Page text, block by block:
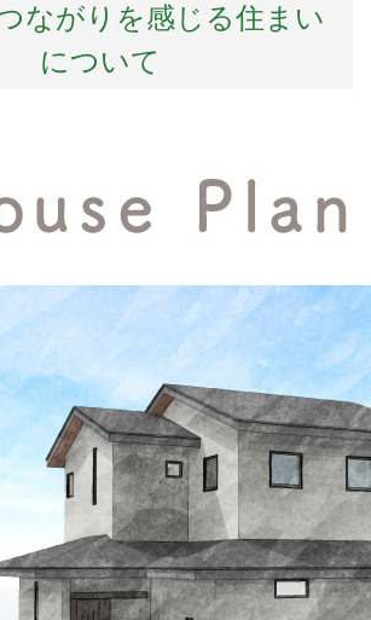
ながりを感じる住まい
について